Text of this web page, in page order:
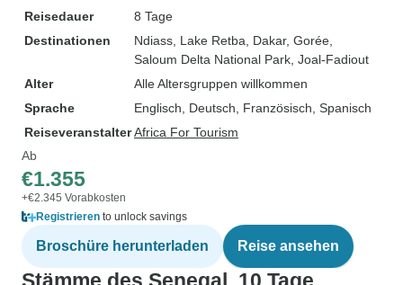
Reisedauer
8 Tage
Destinationen
Ndiass , Lake Retba , Dakar, Gorée
Saloum Delta National Park , Joal-Fadiout
Alter
Alle Altersgruppen willkommen
Sprache
Englisch, Deutsch, Französisch, Spanisch
ReiseveranstalterAfrica For Tourism
Ab
€1.355
+€2.345 Vorabkosten
Registrieren to unlock savings
Broschüre herunterladen Reise ansehen